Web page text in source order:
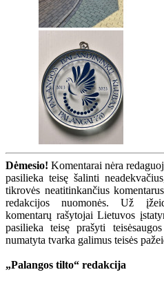
Dėmesio! Komentarai nėra
pasilieka teisę šalinti
tikrovės neatitinkančius
redakcijos nuomonės. Už
komentarų rašytojai Lietuvos
pasilieka teisę prašyti
numatyta tvarka galimus teisės
„Palangos tilto“ redakcija